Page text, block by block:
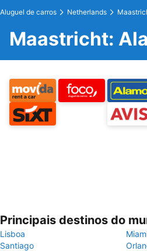
Aluguel de carros Netherlands
Maastricht:
Principais destinos do
Lisboa
Santiago